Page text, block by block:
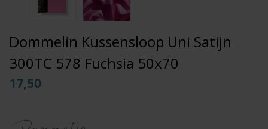
Dommelin Kussensloop Uni Satijn
300TC 578 Fuchsia 50x70
17,50